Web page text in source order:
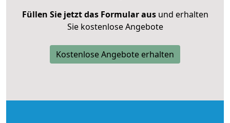
Füllen Sie jetzt das Formular ausund erhalten
Sie kostenlose Angebote
Kostenlose Angebote erhalten